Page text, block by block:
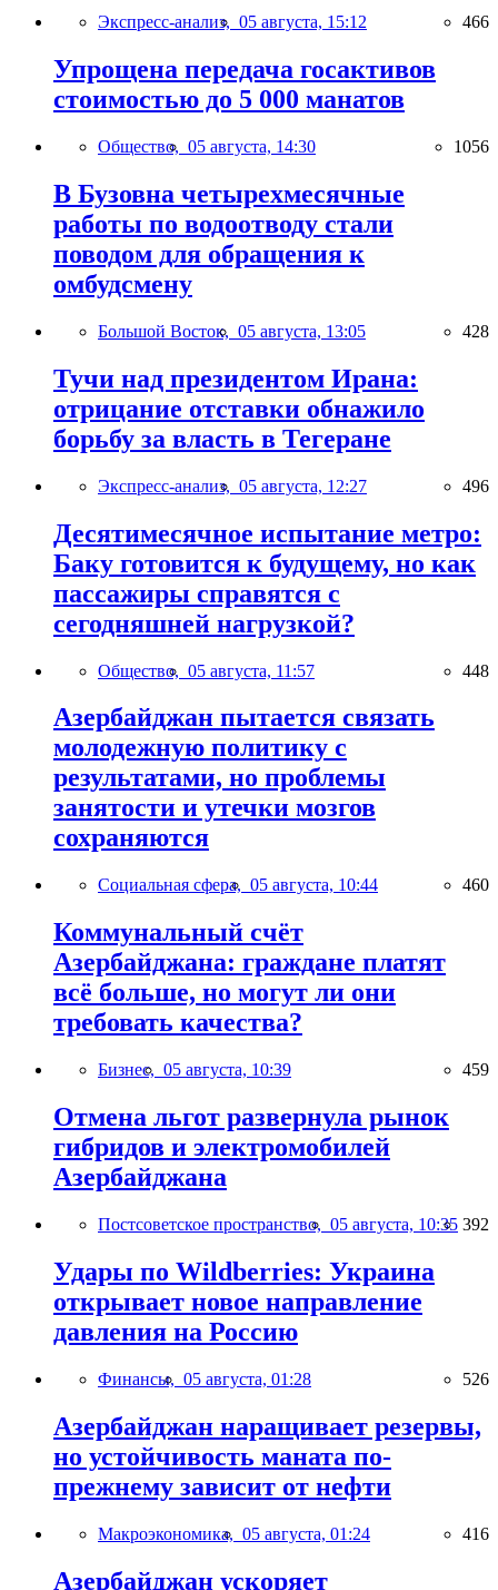
Экспресс-анализ, 05 августа, 15:12 466
Упрощена передача госактивов
стоимостью до 5 000 манатов
Общество, 05 августа, 14:30 1056
В Бузовна четырехмесячные
работы по водоотводу стали
поводом для обращения к
омбудсмену
Большой Восток, 05 августа, 13:05 428
Тучи над президентом Ирана:
отрицание отставки обнажило
борьбу за власть в Тегеране
Экспресс-анализ, 05 августа, 12:27 496
Десятимесячное испытание метро:
Баку готовится к будущему, но как
пассажиры справятся с
сегодняшней нагрузкой?
Общество, 05 августа, 11:57 448
Азербайджан пытается связать
молодежную политику с
результатами, но проблемы
занятости и утечки мозгов
сохраняются
Социальная сфера, 05 августа, 10:44 460
Коммунальный счёт
Азербайджана: граждане платят
всё больше, но могут ли они
требовать качества?
Бизнес, 05 августа, 10:39 459
Отмена льгот развернула рынок
гибридов и электромобилей
Азербайджана
Постсоветское пространство, 05 августа, 10:35 392
Удары по Wildberries: Украина
открывает новое направление
давления на Россию
Финансы, 05 августа, 01:28 526
Азербайджан наращивает резервы,
но устойчивость маната по-
прежнему зависит от нефти
Макроэкономика, 05 августа, 01:24 416
Азербайджан ускоряет